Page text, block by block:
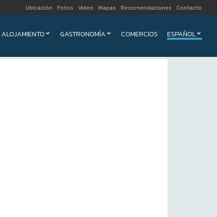
Ubicación Fotos Video Mapas Recomendaciones Contacto
ALOJAMIENTO GASTRONOMÍA COMERCIOS ESPAÑOL